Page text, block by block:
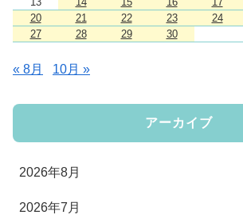
20
21 22 23 24
27
28 29 30
« 8月 10月 »
アーカイブ
2026年8月
2026年7月